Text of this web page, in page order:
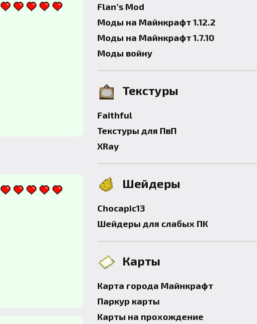
Flan’s Mod
Моды на Майнкрафт 1.12.2
Моды на Майнкрафт 1.7.10
Моды войну
Текстуры
Faithful
Текстуры для ПвП
XRay
Шейдеры
Chocapic13
Шейдеры для слабых ПК
Карты
Карта города Майнкрафт
Паркур карты
Карты на прохождение